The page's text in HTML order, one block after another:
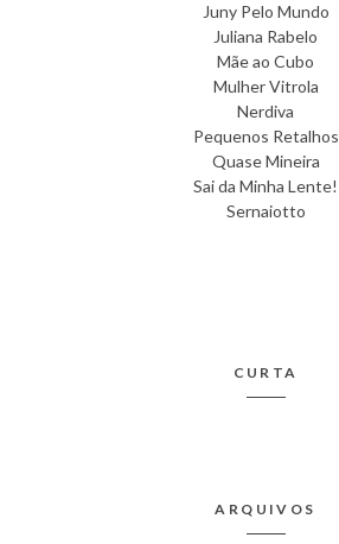
Juny Pelo Mundo
Juliana Rabelo
Mãe ao Cubo
Mulher Vitrola
Nerdiva
Pequenos Retalhos
Quase Mineira
Sai da Minha Lente!
Sernaiotto
CURTA
ARQUIVOS